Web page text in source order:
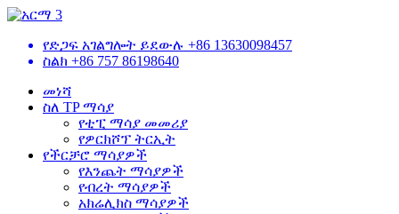
የድጋፍ አገልግሎት ይደውሉ +86 13630098457
ስልክ +86 757 86198640
መነሻ
ስለ TP ማሳያ
የቲፒ ማሳያ መመሪያ
የዎርክሾፕ ትርኢት
የችርቻሮ ማሳያዎች
የእንጨት ማሳያዎች
የብረት ማሳያዎች
አክሬሊክስ ማሳያዎች